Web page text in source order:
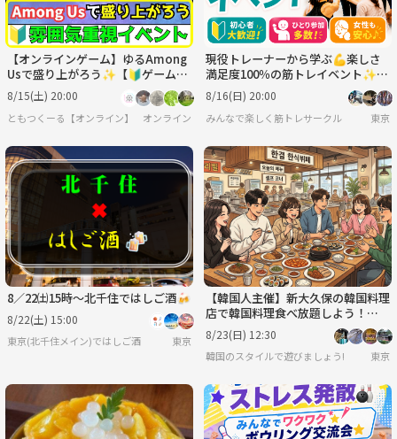
【オンラインゲーム】ゆるAmong
Usで盛り上がろう✨【🔰ゲーム初
心者歓迎】
8/15(土) 20:00
ともつくーる【オンライン】 オンライン
現役トレーナーから学ぶ💪楽しさ
満足度100％の筋トレイベント✨
【初心者大歓迎🔰】【ひとり参加
多数】【女性も安心♪】
8/16(日) 20:00
みんなで楽しく筋トレサークル 東京
8／22㈯15時〜北千住ではしご酒🍻
8/22(土) 15:00
東京(北千住メイン)ではしご酒 東京
【韓国人主催】新大久保の韓国料理
店で韓国料理食べ放題しよう！🍲
いろんな韓国料理の由来とか韓国本
場話も！✨
8/23(日) 12:30
韓国のスタイルで遊びましょう! 東京